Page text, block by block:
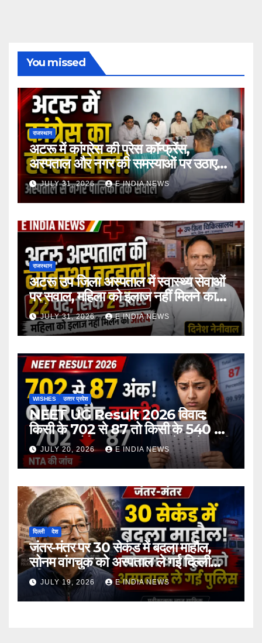
You missed
राजस्थान
अटरू में कांग्रेस की प्रेस कॉन्फ्रेंस,
अस्पताल और नगर की समस्याओं पर उठाए
सवाल
JULY 31, 2026 E INDIA NEWS
राजस्थान
अटरू उप जिला अस्पताल में स्वास्थ्य सेवाओं
पर सवाल, महिला को इलाज नहीं मिलने का
आरोप
JULY 31, 2026 E INDIA NEWS
WISHES उत्‍तर प्रदेश
NEET UG Result 2026 विवाद:
किसी के 702 से 87 तो किसी के 540 से
167 अंक होने का दावा, NTA ने दी चेतावनी
JULY 20, 2026 E INDIA NEWS
दिल्ली देश
जंतर-मंतर पर 30 सेकंड में बदला माहौल,
सोनम वांगचुक को अस्पताल ले गई दिल्ली
पुलिस
JULY 19, 2026 E INDIA NEWS